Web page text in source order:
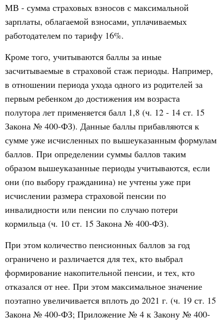
МВ - сумма страховых взносов с максимальной
зарплаты, облагаемой взносами, уплачиваемых
работодателем по тарифу 16%.
Кроме того, учитываются баллы за иные
засчитываемые в страховой стаж периоды. Например,
в отношении периода ухода одного из родителей за
первым ребенком до достижения им возраста
полутора лет применяется балл 1,8 (ч. 12 - 14 ст. 15
Закона № 400-ФЗ). Данные баллы прибавляются к
сумме уже исчисленных по вышеуказанным формулам
баллов. При определении суммы баллов таким
образом вышеуказанные периоды учитываются, если
они (по выбору гражданина) не учтены уже при
исчислении размера страховой пенсии по
инвалидности или пенсии по случаю потери
кормильца (ч. 10 ст. 15 Закона № 400-ФЗ).
При этом количество пенсионных баллов за год
ограничено и различается для тех, кто выбрал
формирование накопительной пенсии, и тех, кто
отказался от нее. При этом максимальное значение
поэтапно увеличивается вплоть до 2021 г. (ч. 19 ст. 15
Закона № 400-ФЗ; Приложение № 4 к Закону № 400-